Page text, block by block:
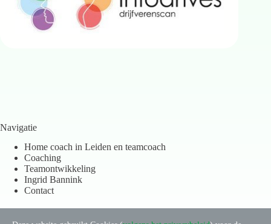
Navigatie
Home coach in Leiden en teamcoach
Coaching
Teamontwikkeling
Ingrid Bannink
Contact